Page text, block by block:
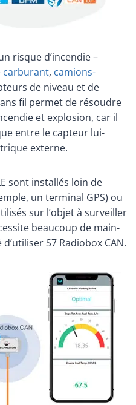
risque d’incendie –
carburant, camions-
de niveau et de
fil permet de résoudre
et explosion, car il
entre le capteur lui-
externe.
sont installés loin de
un terminal GPS) ou
sur l’objet à surveiller
beaucoup de main-
S7 Radiobox CAN.